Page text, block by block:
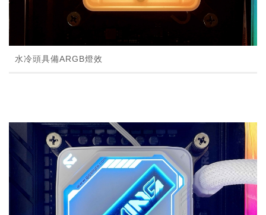
水冷頭具備ARGB燈效